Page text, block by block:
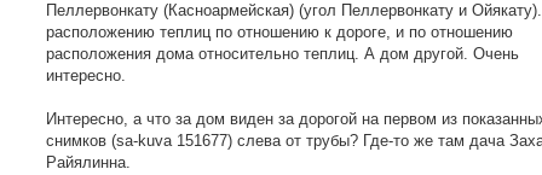
Пеллервонкату (Касноармейская) (угол Пеллервонкату и
расположению теплиц по отношению к дороге, и по отношению
расположения дома относительно теплиц. А дом другой. Очень
интересно.
Интересно, а что за дом виден за дорогой на первом из
снимков (sa-kuva 151677) слева от трубы? Где-то же там дача
Райялинна.